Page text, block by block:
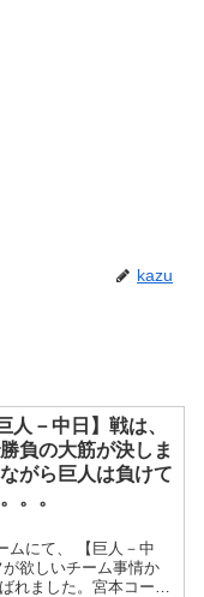
kazu
人－中日】戦は、
負の大筋が決しま
がら巨人は負けて
。。
ムにて、 【巨人－中
欲しいチーム事情か
れました。宮本コーチ